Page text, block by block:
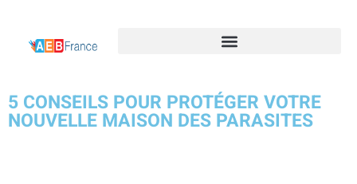
5 CONSEILS POUR PROTÉGER VOTRE
NOUVELLE MAISON DES PARASITES